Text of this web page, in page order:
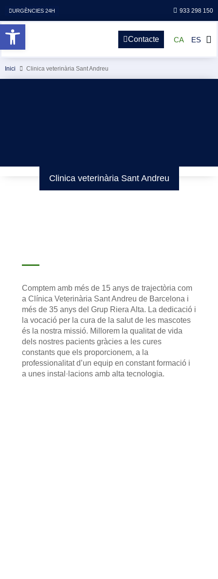
URGÈNCIES 24H 933 298 150
Contacte CA ES
Inici Clinica veterinària Sant Andreu
Clinica veterinària Sant Andreu
Comptem amb més de 15 anys de trajectòria com
a Clínica Veterinària Sant Andreu de Barcelona i
més de 35 anys del Grup Riera Alta. La dedicació i
la vocació per la cura de la salut de les mascotes
és la nostra missió. Millorem la qualitat de vida
dels nostres pacients gràcies a les cures
constants que els proporcionem, a la
professionalitat d’un equip en constant formació i
a unes instal·lacions amb alta tecnologia.
Obre la barra d'eines